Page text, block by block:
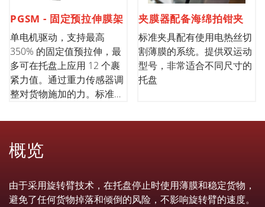
PGSM - 固定预拉伸膜架
单电机驱动，支持最高
350% 的固定值预拉伸，最
多可在托盘上应用 12 个裹
紧力值。通过重力传感器调
整对货物施加的力。标准版
度；可选择 750 mm/30 英
夹膜器配备海绵拍钳夹
标准夹具配有使用电热丝切
割薄膜的系统。提供双运动
型号，非常适合不同尺寸的
托盘
概览
由于采用旋转臂技术，在托盘停止时使用薄膜和稳定货物，
避免了任何货物掉落和倾倒的风险，不影响旋转臂的速度。